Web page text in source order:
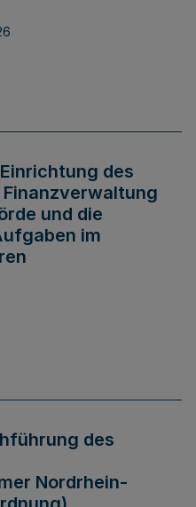
des
und die
im
des
Nordrhein-